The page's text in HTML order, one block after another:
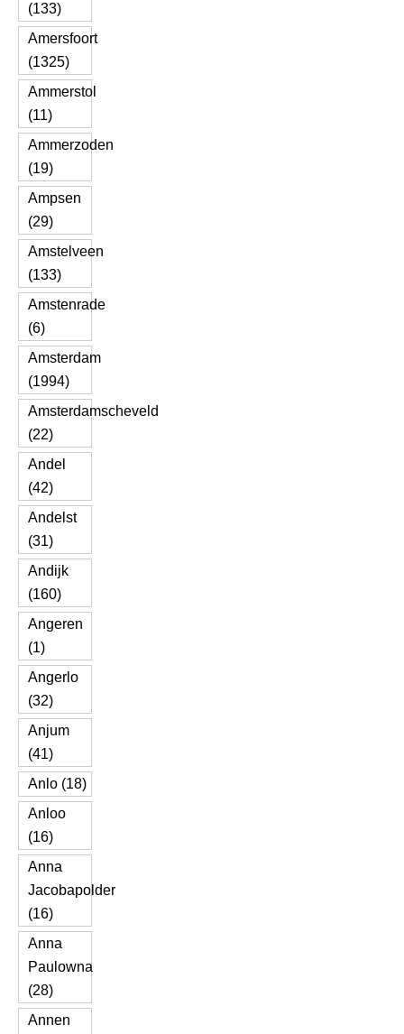
(133)
Amersfoort
(1325)
Ammerstol
(11)
Ammerzoden
(19)
Ampsen
(29)
Amstelveen
(133)
Amstenrade
(6)
Amsterdam
(1994)
Amsterdamscheveld
(22)
Andel
(42)
Andelst
(31)
Andijk
(160)
Angeren
(1)
Angerlo
(32)
Anjum
(41)
Anlo (18)
Anloo
(16)
Anna
Jacobapolder
(16)
Anna
Paulowna
(28)
Annen